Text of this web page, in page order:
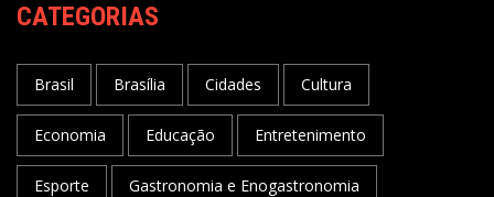
CATEGORIAS
Brasil Brasília Cidades Cultura
Economia Educação Entretenimento
Esporte Gastronomia e Enogastronomia